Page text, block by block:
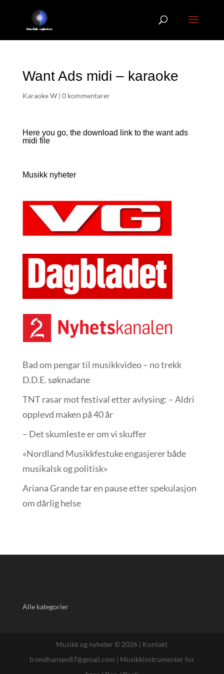
Want Ads midi – karaoke
Karaoke W| 0 kommentarer
Here you go, the download link to the want ads
midi file
Musikk nyheter
Bad om pengar til musikkvideo – no trekk
D.D.E. søknadane
TNT rasar mot festival etter avlysing: – Aldri
opplevd maken på 40 år
– Det skumleste er om vi skuffer
«Nordland Musikkfest­uke engasjerer både
musikalsk og politisk»
Ariana Grande tar en pause etter spekulasjon
om dårlig helse
Alle kategorier
Musikk og nyheter © 2026 | Kontakt
trondhansen87@gmail.com | Musikkinstrumenter for